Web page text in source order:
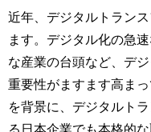
近年、デジタルトラン
ます。デジタル化の急
な産業の台頭など、デ
重要性がますます高ま
を背景に、デジタルト
る日本企業でも本格的